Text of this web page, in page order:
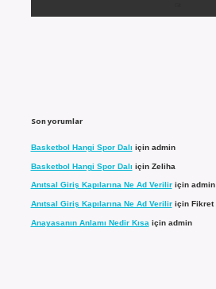
Son yorumlar
Basketbol Hangi Spor Dalı için admin
Basketbol Hangi Spor Dalı için Zeliha
Anıtsal Giriş Kapılarına Ne Ad Veriliriçin admin
Anıtsal Giriş Kapılarına Ne Ad Veriliriçin Fikret
Anayasanın Anlamı Nedir Kısa için admin